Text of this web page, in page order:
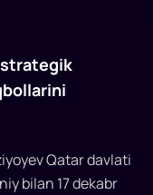
Qatar davlati
bilan 17 dekabr